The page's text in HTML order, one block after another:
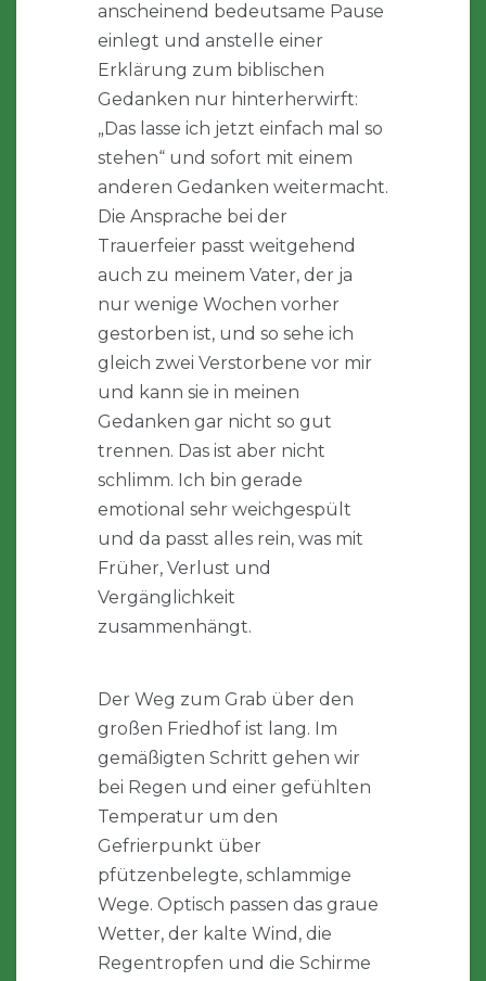
anscheinend bedeutsame Pause
einlegt und anstelle einer
Erklärung zum biblischen
Gedanken nur hinterherwirft:
„Das lasse ich jetzt einfach mal so
stehen“ und sofort mit einem
anderen Gedanken weitermacht.
Die Ansprache bei der
Trauerfeier passt weitgehend
auch zu meinem Vater, der ja
nur wenige Wochen vorher
gestorben ist, und so sehe ich
gleich zwei Verstorbene vor mir
und kann sie in meinen
Gedanken gar nicht so gut
trennen. Das ist aber nicht
schlimm. Ich bin gerade
emotional sehr weichgespült
und da passt alles rein, was mit
Früher, Verlust und
Vergänglichkeit
zusammenhängt.
Der Weg zum Grab über den
großen Friedhof ist lang. Im
gemäßigten Schritt gehen wir
bei Regen und einer gefühlten
Temperatur um den
Gefrierpunkt über
pfützenbelegte, schlammige
Wege. Optisch passen das graue
Wetter, der kalte Wind, die
Regentropfen und die Schirme